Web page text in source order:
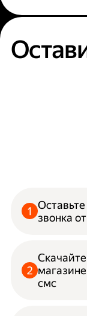
звонка
смс